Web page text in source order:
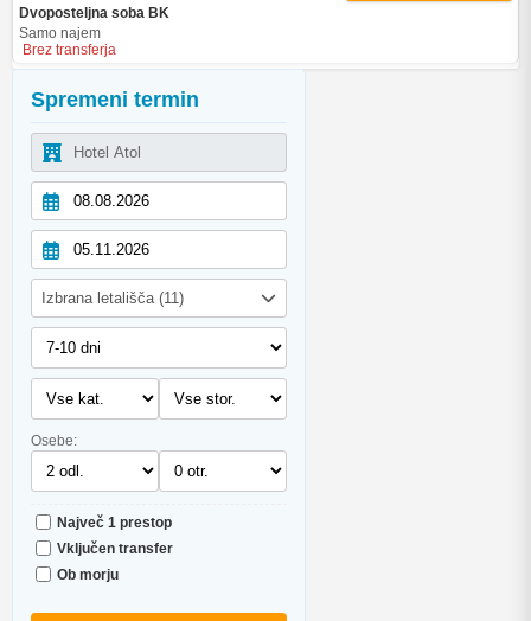
Spremeni termin
Izbrana letališča (11)
Osebe:
Največ 1 prestop
Vključen transfer
Ob morju
Dvoposteljna soba BK
Samo najem
Brez transferja